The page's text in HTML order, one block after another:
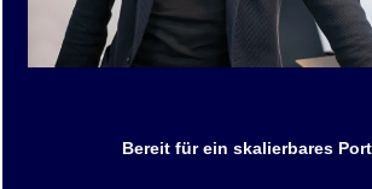
Bereit für ein skalierbares